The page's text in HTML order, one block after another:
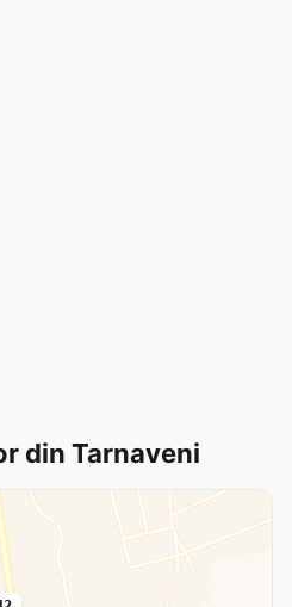
din Tarnaveni